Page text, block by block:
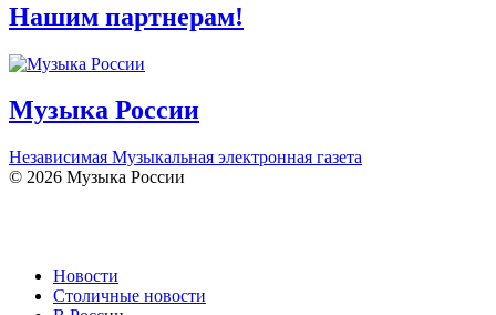
Нашим партнерам!
Музыка России
Независимая Музыкальная электронная газета
© 2026 Музыка России
Новости
Столичные новости